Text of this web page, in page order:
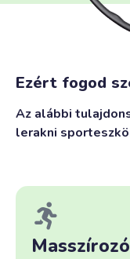
Ezért fogod
Az alábbi
lerakni